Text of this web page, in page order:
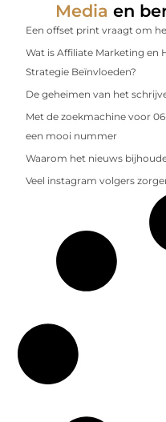
Media en
Een offset print vraagt om
Wat is Affiliate Marketing en
Strategie Beïnvloeden?
De geheimen van het
Met de zoekmachine voor
een mooi nummer
Waarom het nieuws
Veel instagram volgers